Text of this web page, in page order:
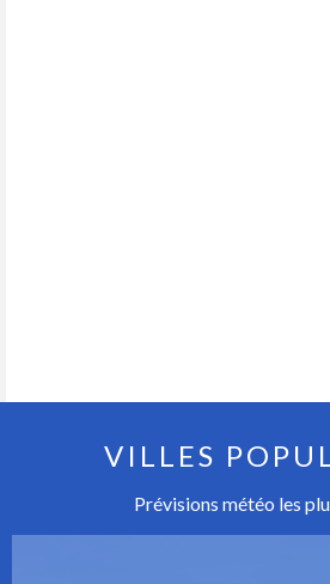
VILLES
Prévisions météo les